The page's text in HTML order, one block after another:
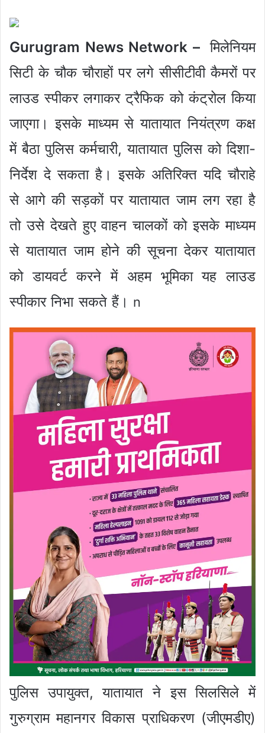
Gurugram News Network –मिलेनियम
सिटी के चौक चौराहों पर लगे सीसीटीवी कैमरों पर
लाउड स्पीकर लगाकर ट्रैफिक को कंट्रोल किया
जाएगा। इसके माध्यम से यातायात नियंत्रण कक्ष
में बैठा पुलिस कर्मचारी, यातायात पुलिस को दिशा-
निर्देश दे सकता है। इसके अतिरिक्त यदि चौराहे
से आगे की सड़कों पर यातायात जाम लग रहा है
तो उसे देखते हुए वाहन चालकों को इसके माध्यम
से यातायात जाम होने की सूचना देकर यातायात
को डायवर्ट करने में अहम भूमिका यह लाउड
स्पीकार निभा सकते हैं। n
पुलिस उपायुक्त, यातायात ने इस सिलसिले में
गुरुग्राम महानगर विकास प्राधिकरण (जीएमडीए)